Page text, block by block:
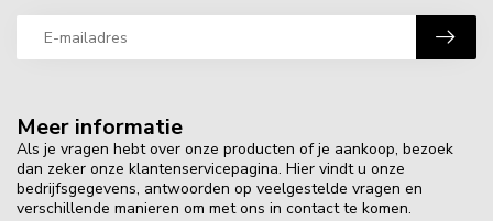
Meer informatie
Als je vragen hebt over onze producten of je aankoop, bezoek
dan zeker onze klantenservicepagina. Hier vindt u onze
bedrijfsgegevens, antwoorden op veelgestelde vragen en
verschillende manieren om met ons in contact te komen.